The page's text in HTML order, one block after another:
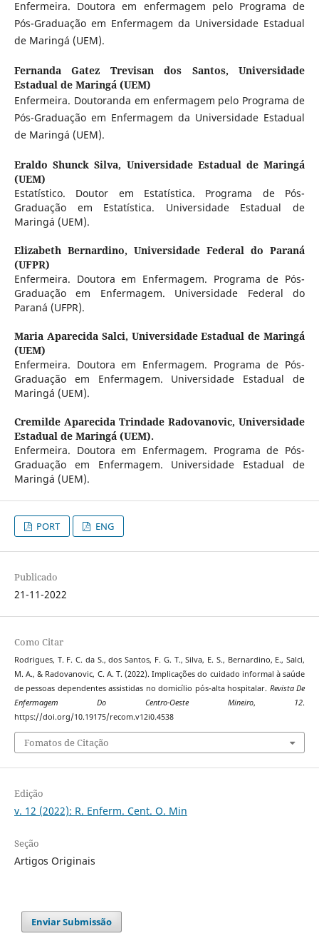
Enfermeira. Doutora em enfermagem pelo Programa de
Pós-Graduação em Enfermagem da Universidade Estadual
de Maringá (UEM).
Fernanda Gatez Trevisan dos Santos,Universidade
Estadual de Maringá (UEM)
Enfermeira. Doutoranda em enfermagem pelo Programa de
Pós-Graduação em Enfermagem da Universidade Estadual
de Maringá (UEM).
Eraldo Shunck Silva, Universidade Estadual de Maringá
(UEM)
Estatístico. Doutor em Estatística. Programa de Pós-
Graduação em Estatística. Universidade Estadual de
Maringá (UEM).
Elizabeth Bernardino, Universidade Federal do Paraná
(UFPR)
Enfermeira. Doutora em Enfermagem. Programa de Pós-
Graduação em Enfermagem. Universidade Federal do
Paraná (UFPR).
Maria Aparecida Salci, Universidade Estadual de Maringá
(UEM)
Enfermeira. Doutora em Enfermagem. Programa de Pós-
Graduação em Enfermagem. Universidade Estadual de
Maringá (UEM).
Cremilde Aparecida Trindade Radovanovic,Universidade
Estadual de Maringá (UEM).
Enfermeira. Doutora em Enfermagem. Programa de Pós-
Graduação em Enfermagem. Universidade Estadual de
Maringá (UEM).
PORT ENG
Publicado
21-11-2022
Como Citar
Rodrigues, T. F. C. da S., dos Santos, F. G. T., Silva, E. S., Bernardino, E., Salci,
M. A., & Radovanovic, C. A. T. (2022). Implicações do cuidado informal à saúde
de pessoas dependentes assistidas no domicílio pós-alta hospitalar. Revista De
Enfermagem Do Centro-Oeste Mineiro, 12.
https://doi.org/10.19175/recom.v12i0.4538
Fomatos de Citação
Edição
v. 12 (2022): R. Enferm. Cent. O. Min
Seção
Artigos Originais
Enviar Submissão